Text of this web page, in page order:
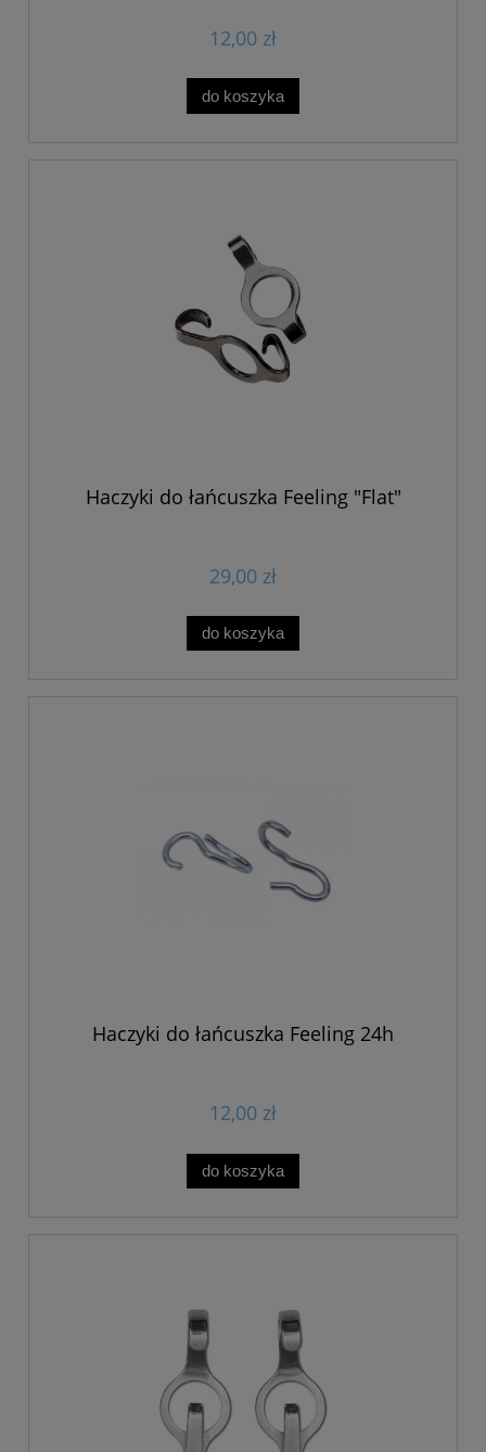
12,00 zł
do koszyka
Haczyki do łańcuszka Feeling "Flat"
29,00 zł
do koszyka
Haczyki do łańcuszka Feeling 24h
12,00 zł
do koszyka